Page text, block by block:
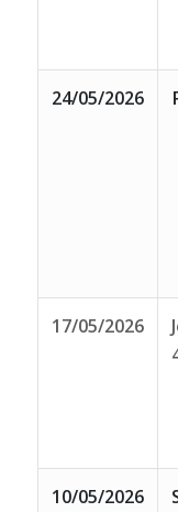
24/05/2026
17/05/2026
10/05/2026